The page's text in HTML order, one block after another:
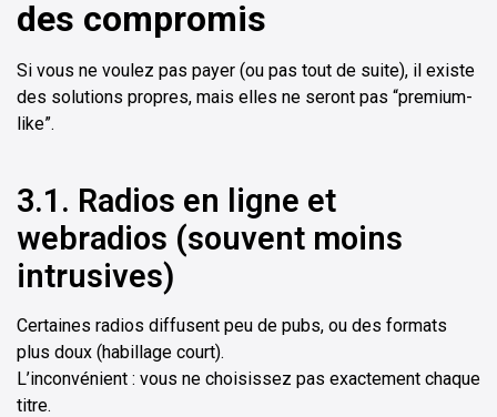
des compromis
Si vous ne voulez pas payer (ou pas tout de suite), il existe
des solutions propres, mais elles ne seront pas “premium-
like”.
3.1. Radios en ligne et
webradios (souvent moins
intrusives)
Certaines radios diffusent peu de pubs, ou des formats
plus doux (habillage court).
L’inconvénient : vous ne choisissez pas exactement chaque
titre.